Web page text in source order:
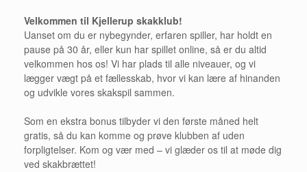
Velkommen til Kjellerup skakklub!
Uanset om du er nybegynder, erfaren spiller, har holdt en
pause på 30 år, eller kun har spillet online, så er du altid
velkommen hos os! Vi har plads til alle niveauer, og vi
lægger vægt på et fællesskab, hvor vi kan lære af hinanden
og udvikle vores skakspil sammen.
Som en ekstra bonus tilbyder vi den første måned helt
gratis, så du kan komme og prøve klubben af uden
forpligtelser. Kom og vær med – vi glæder os til at møde dig
ved skakbrættet!